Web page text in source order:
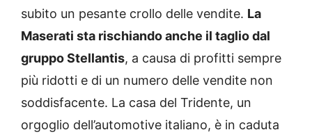
subito un pesante crollo delle vendite. La
Maserati sta rischiando anche il taglio dal
gruppo Stellantis, a causa di profitti sempre
più ridotti e di un numero delle vendite non
soddisfacente. La casa del Tridente, un
orgoglio dell’automotive italiano, è in caduta